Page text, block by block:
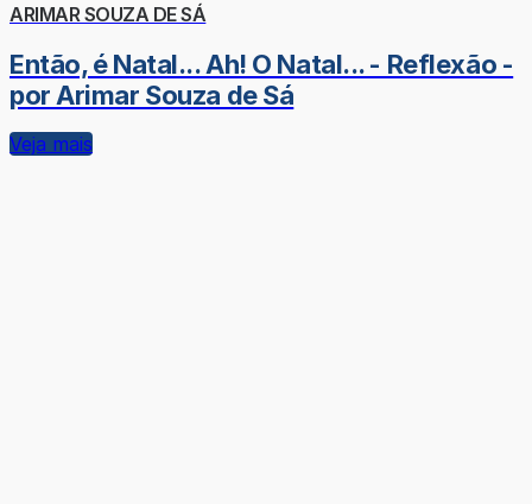
ARIMAR SOUZA DE SÁ
Então, é Natal... Ah! O Natal... - Reflexão -
por Arimar Souza de Sá
Veja mais